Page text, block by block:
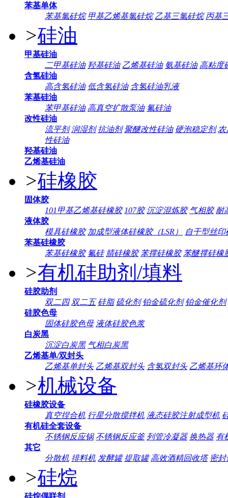
苯基单体
苯基氯硅烷 甲基乙烯基氯硅烷 乙基三氯硅烷 丙基
>硅油
甲基硅油
二甲基硅油 羟基硅油 乙烯基硅油 氨基硅油 高粘度
含氢硅油
高含氢硅油 低含氢硅油 含氢硅油乳液
苯基硅油
苯甲基硅油 高真空扩散泵油 氟硅油
改性硅油
流平剂 润湿剂 抗油剂 聚醚改性硅油 硬泡稳定剂 农
性硅油
羟基硅油
乙烯基硅油
>硅橡胶
固体胶
101甲基乙烯基硅橡胶 107胶 沉淀混炼胶 气相胶 耐
液体胶
模具硅橡胶 加成型液体硅橡胶（LSR）
自干型丝印
苯基硅橡胶
苯基硅橡胶 氟硅 腈硅橡胶 苯撑硅橡胶 苯醚撑硅橡
>有机硅助剂/填料
硅胶助剂
双二四 双二五 硅脂 硫化剂 铂金硫化剂 铂金催化剂
硅胶色母
固体硅胶色母 液体硅胶色浆
白炭黑
沉淀白炭黑 气相白炭黑
乙烯基单/双封头
乙烯基单封头 乙烯基双封头 含氢双封头 乙烯基环
>机械设备
硅橡胶设备
真空捏合机 行星分散搅拌机 液态硅胶注射成型机
有机硅全套设备
不锈钢反应锅 不锈钢反应釜 列管冷凝器 换热器 有
其它
分散机 排料机 发酵罐 提取罐 高效酒精回收塔 密封
>硅烷